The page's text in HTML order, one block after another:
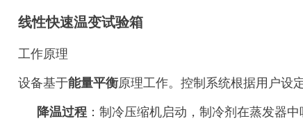
线性快速温变试验箱
工作原理
设备基于能量平衡原理工作。控制系统根据用户设
降温过程 ：制冷压缩机启动，制冷剂在蒸发器